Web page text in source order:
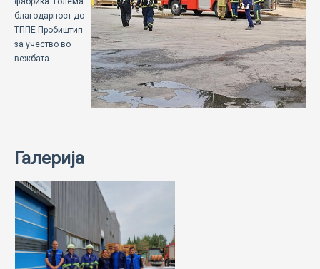
ЗА НАС
ГАЛЕРИЈА
КОНТАКТ
благодарност до
ТППЕ Пробиштип
за учество во
вежбата.
Галерија